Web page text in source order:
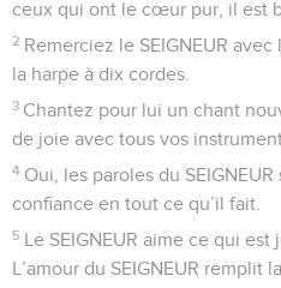
ceux qui ont le cœur pur, il est
2 Remerciez le SEIGNEUR
la harpe à dix cordes.
3 Chantez pour lui un chant
de joie avec tous vos
4 Oui, les paroles du
confiance en tout ce qu’il fait.
5 Le SEIGNEUR aime ce qui
L’amour du SEIGNEUR remplit